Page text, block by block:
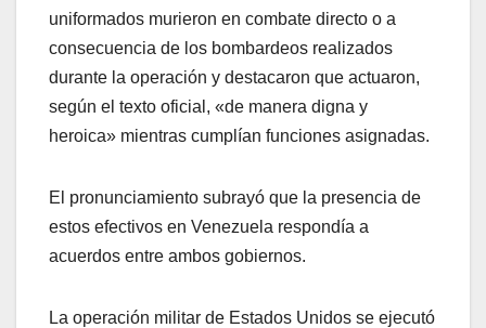
uniformados murieron en combate directo o a
consecuencia de los bombardeos realizados
durante la operación y destacaron que actuaron,
según el texto oficial, «de manera digna y
heroica» mientras cumplían funciones asignadas.
El pronunciamiento subrayó que la presencia de
estos efectivos en Venezuela respondía a
acuerdos entre ambos gobiernos.
La operación militar de Estados Unidos se ejecutó